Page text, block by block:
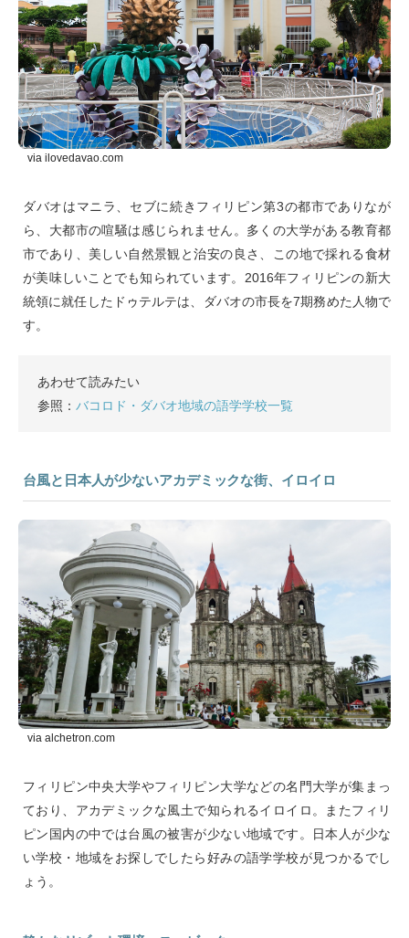
via ilovedavao.com
ダバオはマニラ、セブに続きフィリピン第3の都市でありなが
ら、大都市の喧騒は感じられません。多くの大学がある教育都
市であり、美しい自然景観と治安の良さ、この地で採れる食材
が美味しいことでも知られています。2016年フィリピンの新大
統領に就任したドゥテルテは、ダバオの市長を7期務めた人物で
す。
あわせて読みたい
参照： バコロド・ダバオ地域の語学学校一覧
台風と日本人が少ないアカデミックな街、イロイロ
via alchetron.com
フィリピン中央大学やフィリピン大学などの名門大学が集まっ
ており、アカデミックな風土で知られるイロイロ。またフィリ
ピン国内の中では台風の被害が少ない地域です。日本人が少な
い学校・地域をお探しでしたら好みの語学学校が見つかるでし
ょう。